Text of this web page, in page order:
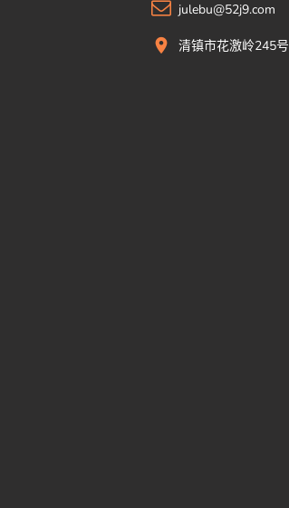
julebu@52j9.com
清镇市花激岭245号